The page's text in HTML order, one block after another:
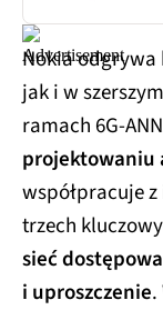
Nokia odgrywa
jak i w
ramach 6G-
projektowaniu
współpracuje
trzech
sieć
i uproszczenie.